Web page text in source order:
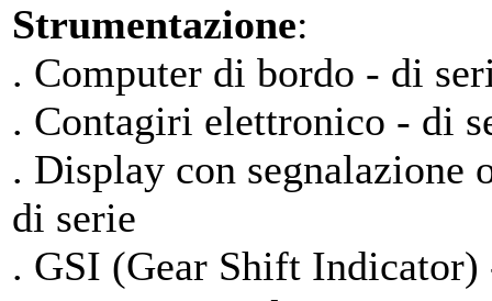
Strumentazione:
. Computer di bordo - di
. Contagiri elettronico - di
. Display con segnalazione
di serie
. GSI (Gear Shift